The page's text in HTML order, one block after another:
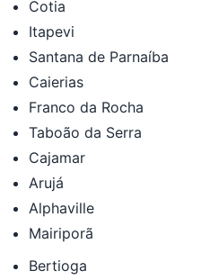
Cotia
Itapevi
Santana de Parnaíba
Caierias
Franco da Rocha
Taboão da Serra
Cajamar
Arujá
Alphaville
Mairiporã
Bertioga